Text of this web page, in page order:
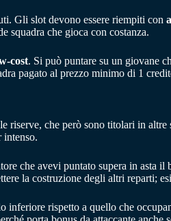
Gli slot devono essere riempiti con
squadra che gioca con costanza.
cost. Si può puntare su un giovane
pagato al prezzo minimo di 1
riserve, che però sono titolari in
intenso.
che avevi puntato supera in asta
la costruzione degli altri reparti;
inferiore rispetto a quello che